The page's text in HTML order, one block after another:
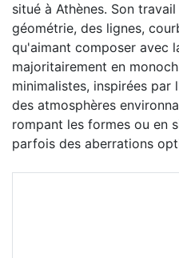
situé à Athènes. Son
géométrie, des lignes,
qu'aimant composer avec
majoritairement en
minimalistes, inspirées
des atmosphères
rompant les formes ou en
parfois des aberrations